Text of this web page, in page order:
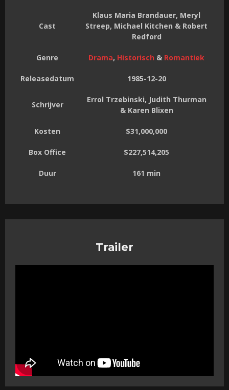
Cast
Klaus Maria Brandauer, Meryl
Streep, Michael Kitchen & Robert
Redford
Genre Drama, Historisch & Romantiek
Releasedatum 1985-12-20
Schrijver
Errol Trzebinski, Judith Thurman
& Karen Blixen
Kosten $31,000,000
Box Office $227,514,205
Duur 161 min
Trailer